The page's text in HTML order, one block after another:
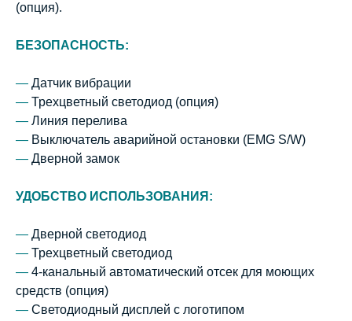
(опция).
БЕЗОПАСНОСТЬ:
— Датчик вибрации
— Трехцветный светодиод (опция)
— Линия перелива
— Выключатель аварийной остановки (EMG S/W)
— Дверной замок
УДОБСТВО ИСПОЛЬЗОВАНИЯ:
— Дверной светодиод
— Трехцветный светодиод
— 4-канальный автоматический отсек для моющих
средств (опция)
— Светодиодный дисплей с логотипом